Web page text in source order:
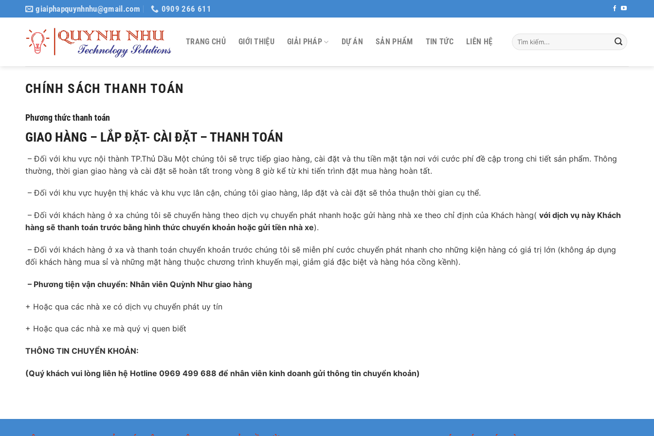
qua
giaiphapquynhnhu@gmail.com 0909 266 611
TRANG CHỦ GIỚI THIỆU GIẢI PHÁP DỰ ÁN SẢN PHẨM TIN TỨC LIÊN HỆ
Tìm
kiếm:
CHÍNH SÁCH THANH TOÁN
Phương thức thanh toán
GIAO HÀNG – LẮP ĐẶT- CÀI ĐẶT – THANH TOÁN
– Đối với khu vực nội thành TP.Thủ Dầu Một chúng tôi sẽ trực tiếp giao hàng, cài đặt và thu tiền mặt tận nơi với cước phí đề cập trong chi tiết sản phẩm. Thông
thường, thời gian giao hàng và cài đặt sẽ hoàn tất trong vòng 8 giờ kể từ khi tiến trình đặt mua hàng hoàn tất.
– Đối với khu vực huyện thị khác và khu vực lân cận, chúng tôi giao hàng, lắp đặt và cài đặt sẽ thỏa thuận thời gian cụ thể.
– Đối với khách hàng ở xa chúng tôi sẽ chuyển hàng theo dịch vụ chuyển phát nhanh hoặc gửi hàng nhà xe theo chỉ định của Khách hàng( với dịch vụ này Khách
hàng sẽ thanh toán trước bằng hình thức chuyển khoản hoặc gửi tiền nhà xe).
– Đối với khách hàng ở xa và thanh toán chuyển khoản trước chúng tôi sẽ miễn phí cước chuyển phát nhanh cho những kiện hàng có giá trị lớn (không áp dụng
đối khách hàng mua sỉ và những mặt hàng thuộc chương trình khuyến mại, giảm giá đặc biệt và hàng hóa cồng kềnh).
– Phương tiện vận chuyển: Nhân viên Quỳnh Như giao hàng
+ Hoặc qua các nhà xe có dịch vụ chuyển phát uy tín
+ Hoặc qua các nhà xe mà quý vị quen biết
THÔNG TIN CHUYỂN KHOẢN:
(Quý khách vui lòng liên hệ Hotline 0969 499 688 để nhân viên kinh doanh gửi thông tin chuyển khoản)